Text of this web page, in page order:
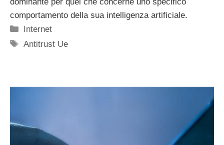
comportamento della sua intelligenza artificiale.
Categorie
Internet
Tag
Antitrust Ue